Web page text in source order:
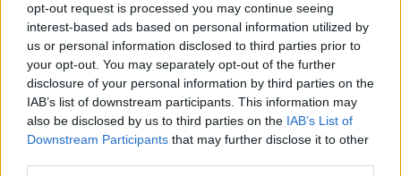
opt-out request is processed you may continue seeing
interest-based ads based on personal information utilized by
us or personal information disclosed to third parties prior to
your opt-out. You may separately opt-out of the further
disclosure of your personal information by third parties on the
IAB’s list of downstream participants. This information may
also be disclosed by us to third parties on the IAB’s List of
Downstream Participants that may further disclose it to other
Visi įrašai
Žiūrimiausi įrašai
Vaizdai iš tragiškos avarijos Vilniaus r.: dviejų moterų ir